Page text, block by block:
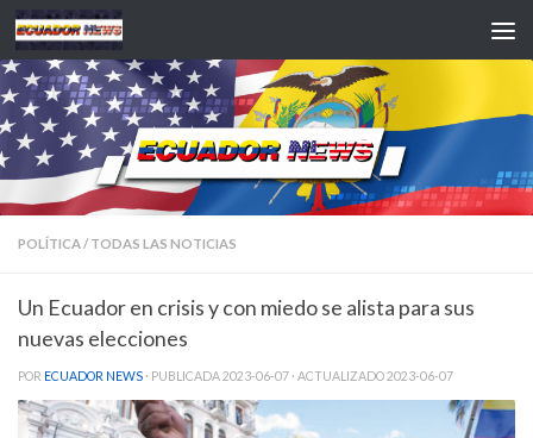
Saltar al contenido
POLÍTICA/ TODAS LAS NOTICIAS
Un Ecuador en crisis y con miedo se alista para sus
nuevas elecciones
POR ECUADOR NEWS · PUBLICADA2023-06-07 · ACTUALIZADO2023-06-07